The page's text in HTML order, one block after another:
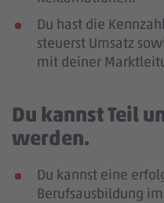
Du hast die
steuerst Umsatz
mit deiner
Du kannst Teil
werden.
Du kannst eine
Berufsausbildung